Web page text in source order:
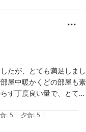
たです。まったくストレ
きたいところですがいい
たが、とても満足しまし
屋中暖かくどの部屋も素
ず丁度良い量で、とても
家製栽培だとの事でした
風呂は少しぬるめでした
。宿の皆さんの接客も素
: 5 | 夕食: 5 |